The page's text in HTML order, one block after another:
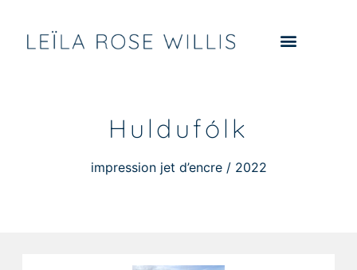
Huldufólk
impression jet d’encre / 2022